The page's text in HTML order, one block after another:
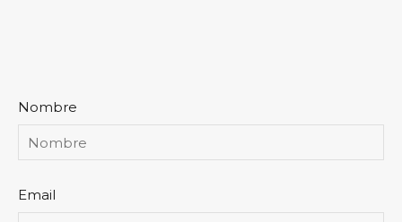
Nombre
Email